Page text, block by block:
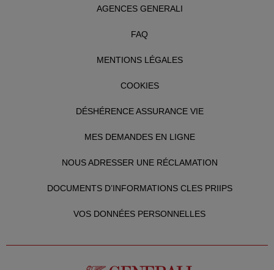
AGENCES GENERALI
FAQ
MENTIONS LÉGALES
COOKIES
DÉSHÉRENCE ASSURANCE VIE
MES DEMANDES EN LIGNE
NOUS ADRESSER UNE RÉCLAMATION
DOCUMENTS D’INFORMATIONS CLES PRIIPS
VOS DONNÉES PERSONNELLES